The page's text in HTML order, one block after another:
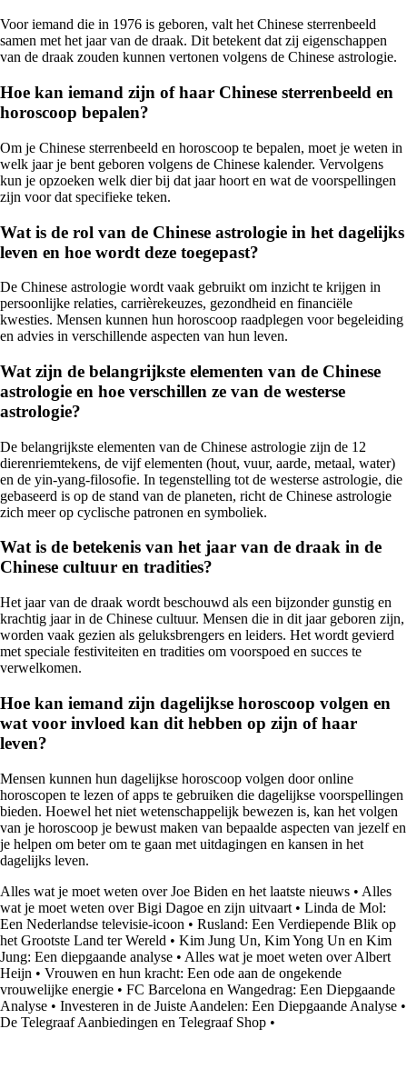
Voor iemand die in 1976 is geboren, valt het Chinese sterrenbeeld
samen met het jaar van de draak. Dit betekent dat zij eigenschappen
van de draak zouden kunnen vertonen volgens de Chinese astrologie.
Hoe kan iemand zijn of haar Chinese sterrenbeeld en
horoscoop bepalen?
Om je Chinese sterrenbeeld en horoscoop te bepalen, moet je weten in
welk jaar je bent geboren volgens de Chinese kalender. Vervolgens
kun je opzoeken welk dier bij dat jaar hoort en wat de voorspellingen
zijn voor dat specifieke teken.
Wat is de rol van de Chinese astrologie in het dagelijks
leven en hoe wordt deze toegepast?
De Chinese astrologie wordt vaak gebruikt om inzicht te krijgen in
persoonlijke relaties, carrièrekeuzes, gezondheid en financiële
kwesties. Mensen kunnen hun horoscoop raadplegen voor begeleiding
en advies in verschillende aspecten van hun leven.
Wat zijn de belangrijkste elementen van de Chinese
astrologie en hoe verschillen ze van de westerse
astrologie?
De belangrijkste elementen van de Chinese astrologie zijn de 12
dierenriemtekens, de vijf elementen (hout, vuur, aarde, metaal, water)
en de yin-yang-filosofie. In tegenstelling tot de westerse astrologie, die
gebaseerd is op de stand van de planeten, richt de Chinese astrologie
zich meer op cyclische patronen en symboliek.
Wat is de betekenis van het jaar van de draak in de
Chinese cultuur en tradities?
Het jaar van de draak wordt beschouwd als een bijzonder gunstig en
krachtig jaar in de Chinese cultuur. Mensen die in dit jaar geboren zijn,
worden vaak gezien als geluksbrengers en leiders. Het wordt gevierd
met speciale festiviteiten en tradities om voorspoed en succes te
verwelkomen.
Hoe kan iemand zijn dagelijkse horoscoop volgen en
wat voor invloed kan dit hebben op zijn of haar
leven?
Mensen kunnen hun dagelijkse horoscoop volgen door online
horoscopen te lezen of apps te gebruiken die dagelijkse voorspellingen
bieden. Hoewel het niet wetenschappelijk bewezen is, kan het volgen
van je horoscoop je bewust maken van bepaalde aspecten van jezelf en
je helpen om beter om te gaan met uitdagingen en kansen in het
dagelijks leven.
Alles wat je moet weten over Joe Biden en het laatste nieuws • Alles
wat je moet weten over Bigi Dagoe en zijn uitvaart • Linda de Mol:
Een Nederlandse televisie-icoon • Rusland: Een Verdiepende Blik op
het Grootste Land ter Wereld • Kim Jung Un, Kim Yong Un en Kim
Jung: Een diepgaande analyse • Alles wat je moet weten over Albert
Heijn • Vrouwen en hun kracht: Een ode aan de ongekende
vrouwelijke energie • FC Barcelona en Wangedrag: Een Diepgaande
Analyse • Investeren in de Juiste Aandelen: Een Diepgaande Analyse •
De Telegraaf Aanbiedingen en Telegraaf Shop •